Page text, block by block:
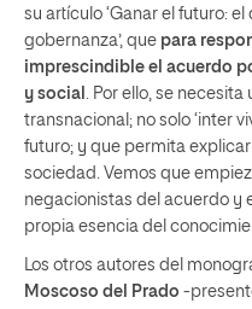
su artículo ‘Ganar el futuro:
gobernanza’, que para
imprescindible el acuerdo
y social . Por ello, se
transnacional; no solo ‘inter
futuro; y que permita
sociedad. Vemos que
negacionistas del acuerdo y
propia esencia del
Los otros autores del
Moscoso del Prado -